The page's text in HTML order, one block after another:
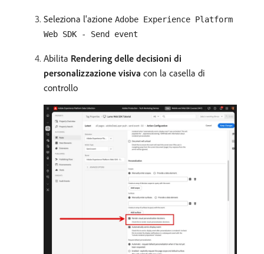
Seleziona l'azione Adobe Experience Platform
Web SDK - Send event
Abilita Rendering delle decisioni di
personalizzazione visiva con la casella di
controllo